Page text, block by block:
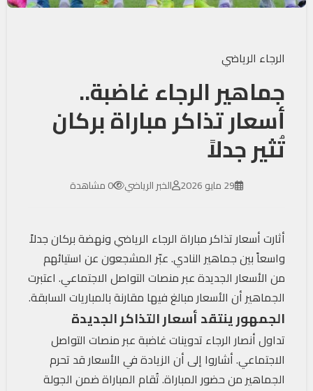
الرجاء الرياضي
جماهير الرجاء غاضبة..
أسعار تذاكر مباراة بركان
تُثير جدلاً
29 مايو 2026 الخبر الرياضي 0 مشاهدة
أثارت أسعار تذاكر مباراة الرجاء الرياضي ونهضة بركان جدلاً
واسعاً بين جماهير النادي. عبّر المشجعون عن استيائهم
من الأسعار الجديدة عبر منصات التواصل الاجتماعي. اعتبرت
الجماهير أن الأسعار مبالغ فيها مقارنة بالمباريات السابقة.
الجمهور ينتقد أسعار التذاكر الجديدة
تداول أنصار الرجاء تدوينات غاضبة عبر منصات التواصل
الاجتماعي. أشاروا إلى أن الزيادة في الأسعار قد تحرم
الجماهير من حضور المباراة. تُقام المباراة ضمن الجولة